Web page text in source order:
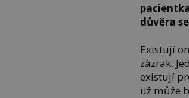
důvěra
Existují
zázrak.
existují
už může